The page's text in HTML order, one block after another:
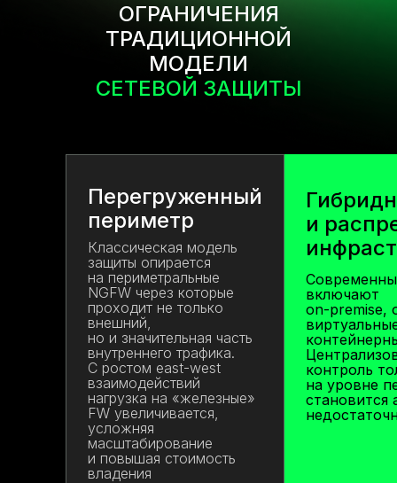
ОГРАНИЧЕНИЯ
ТРАДИЦИОННОЙ
МОДЕЛИ
СЕТЕВОЙ ЗАЩИТЫ
Перегруженный
периметр
Классическая модель
защиты опирается
на периметральные
NGFW через которые
проходит не только
внешний,
но и значительная часть
внутреннего трафика.
С ростом east-west
взаимодействий
нагрузка на «железные»
FW увеличивается,
усложняя
масштабирование
и повышая стоимость
владения
и
включают
on-premise,
контроль
на уровне
становится